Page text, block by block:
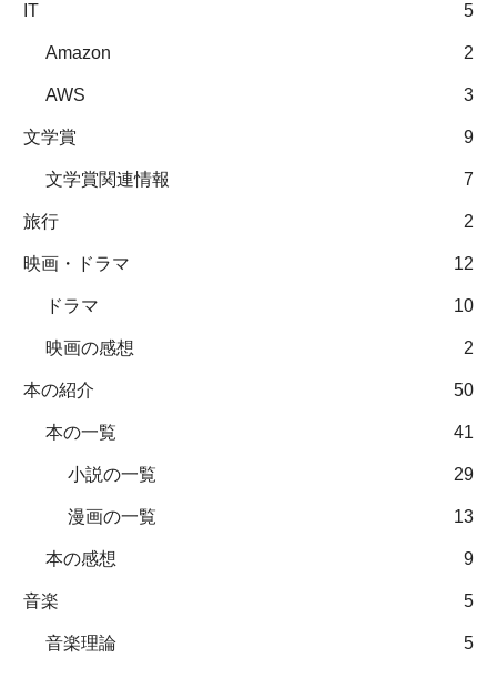
IT 5
Amazon 2
AWS 3
文学賞 9
文学賞関連情報 7
旅行 2
映画・ドラマ 12
ドラマ 10
映画の感想 2
本の紹介 50
本の一覧 41
小説の一覧 29
漫画の一覧 13
本の感想 9
音楽 5
音楽理論 5